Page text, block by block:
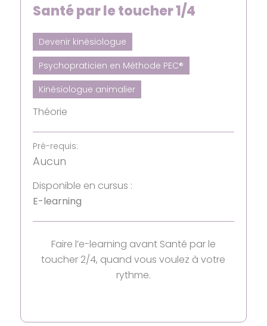
Santé par le toucher 1/4
Devenir kinésiologue
Psychopraticien en Méthode PEC®
Kinésiologue animalier
Théorie
Pré-requis:
Aucun
Disponible en cursus :
E-learning
Faire l’e-learning avant Santé par le
toucher 2/4, quand vous voulez à votre
rythme.